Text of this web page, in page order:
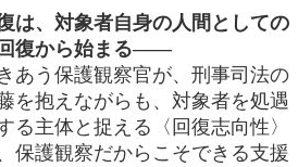
は、対象者自身の人間としての
復から始まる――
あう保護観察官が、刑事司法の
を抱えながらも、対象者を処遇
る主体と捉える〈回復志向性〉
保護観察だからこそできる支援